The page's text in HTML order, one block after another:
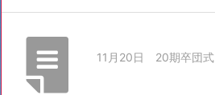
11月20日 20期卒団式